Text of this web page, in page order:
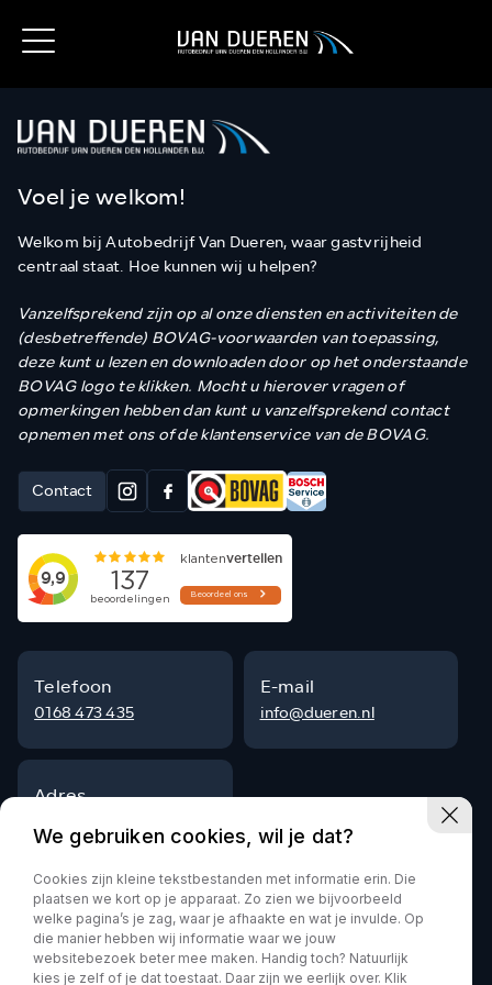
Voel je welkom!
Welkom bij Autobedrijf Van Dueren, waar gastvrijheid
centraal staat. Hoe kunnen wij u helpen?
Vanzelfsprekend zijn op al onze diensten en activiteiten de
(desbetreffende) BOVAG-voorwaarden van toepassing,
deze kunt u lezen en downloaden door op het onderstaande
BOVAG logo te klikken. Mocht u hierover vragen of
opmerkingen hebben dan kunt u vanzelfsprekend contact
opnemen met ons of de klantenservice van de BOVAG.
Contact
Telefoon
0168 473 435
E-mail
info@dueren.nl
Adres
4797 SG Willemstad
Privacy policy
We gebruiken cookies, wil je dat?
Cookies zijn kleine tekstbestanden met informatie erin. Die
plaatsen we kort op je apparaat. Zo zien we bijvoorbeeld
welke pagina’s je zag, waar je afhaakte en wat je invulde. Op
die manier hebben wij informatie waar we jouw
websitebezoek beter mee maken. Handig toch? Natuurlijk
kies je zelf of je dat toestaat. Daar zijn we eerlijk over. Klik